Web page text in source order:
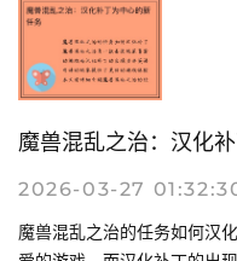
魔兽混乱之治：汉化
2026-03-27
魔兽混乱之治的任务如何汉